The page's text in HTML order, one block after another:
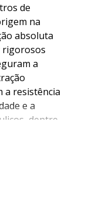
de
na
absoluta
rigorosos
a
a resistência
e a
dentre
e papel
sólidas,
até 90%
ao garantir